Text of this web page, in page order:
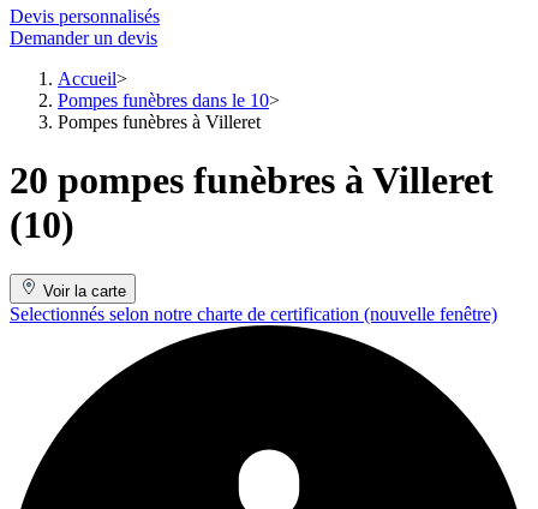
Devis personnalisés
Demander un devis
Accueil
Pompes funèbres dans le 10
Pompes funèbres à Villeret
20 pompes funèbres à Villeret
(10)
Voir la carte
Selectionnés selon notre charte de certification (nouvelle fenêtre)